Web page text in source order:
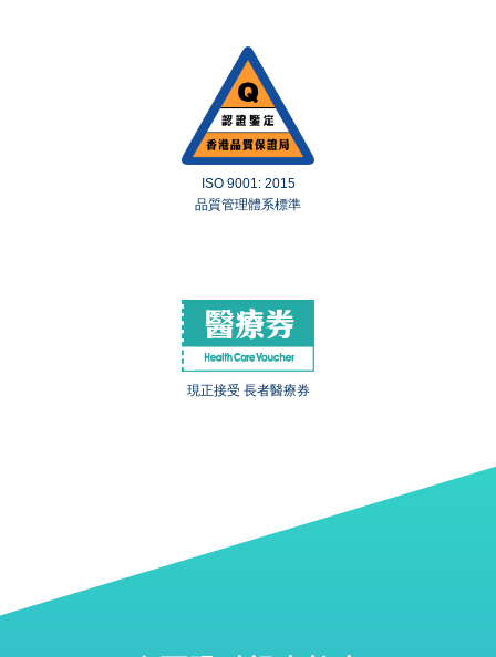
ISO 9001: 2015
品質管理體系標準
現正接受 長者醫療券